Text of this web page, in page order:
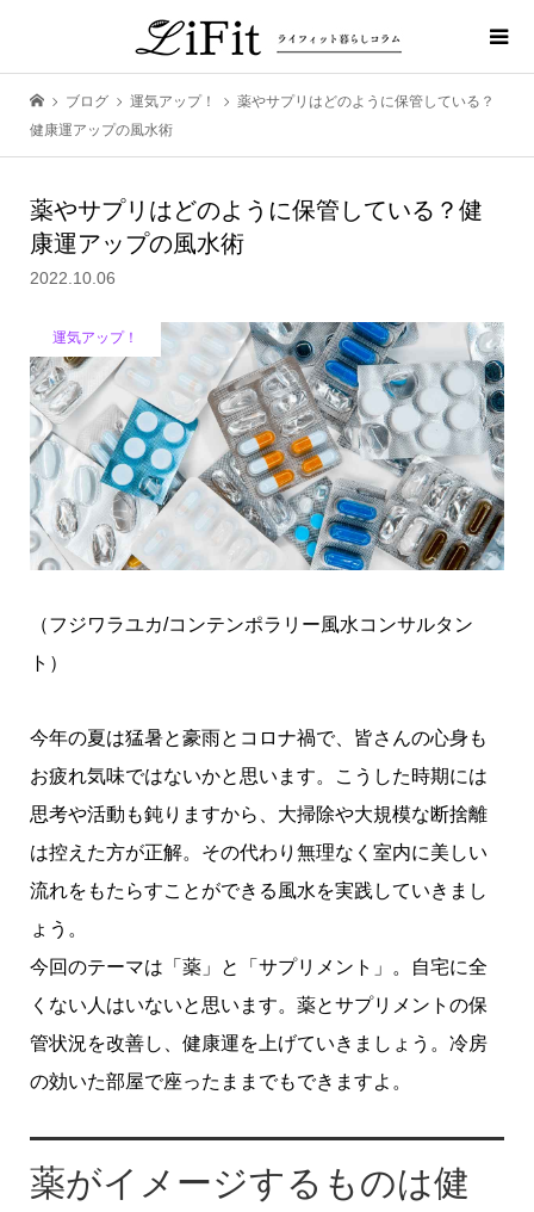
ブログ 運気アップ！
薬やサプリはどのように保管している？
健康運アップの風水術
薬やサプリはどのように保管している？健
康運アップの風水術
2022.10.06
運気アップ！
（フジワラユカ/コンテンポラリー風水コンサルタン
ト）
今年の夏は猛暑と豪雨とコロナ禍で、皆さんの心身も
お疲れ気味ではないかと思います。こうした時期には
思考や活動も鈍りますから、大掃除や大規模な断捨離
は控えた方が正解。その代わり無理なく室内に美しい
流れをもたらすことができる風水を実践していきまし
ょう。
今回のテーマは「薬」と「サプリメント」。自宅に全
くない人はいないと思います。薬とサプリメントの保
管状況を改善し、健康運を上げていきましょう。冷房
の効いた部屋で座ったままでもできますよ。
薬がイメージするものは健